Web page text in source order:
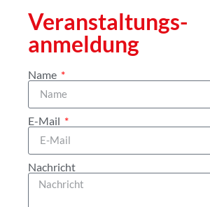
Veranstaltungs­
anmeldung
Name
E-Mail
Nachricht